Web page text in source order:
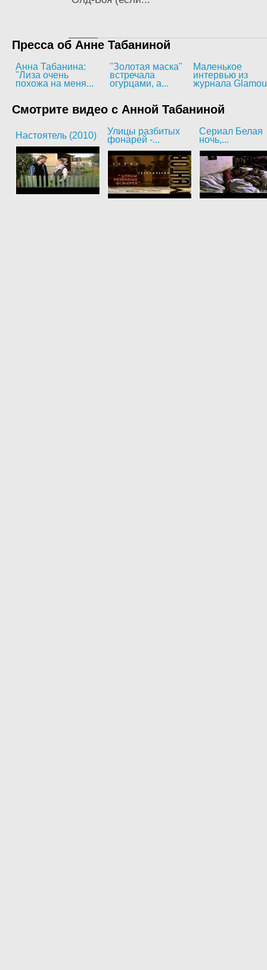
Пресса об Анне Табаниной
Анна Табанина:
"Лиза очень
похожа на меня...
"Золотая маска"
встречала
огурцами, а...
Маленькое
интервью из
журнала
Смотрите видео с Анной Табаниной
Настоятель (2010)
Улицы разбитых
фонарей -...
Сериал Белая
ночь,...